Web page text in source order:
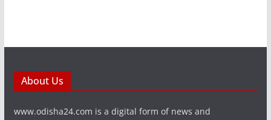
About Us
www.odisha24.com is a digital form of news and